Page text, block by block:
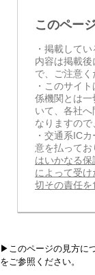
このペー
・掲載して
内容は掲載
で、ご注意く
・このサイ
係機関とは
いて、各社
なりますので
・交通系IC
意を払ってお
はいかなる
によって受
切その責任を
▶このページの見方に
をご参照ください。